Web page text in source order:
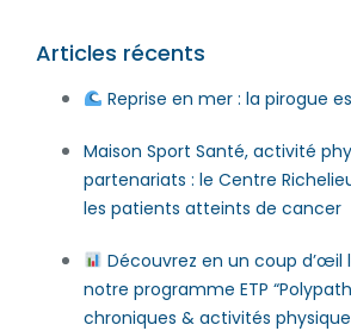
Articles récents
Reprise en mer : la pirogue
Maison Sport Santé, activité
partenariats : le Centre
les patients atteints de cancer
Découvrez en un coup d’œil
notre programme ETP
chroniques & activités